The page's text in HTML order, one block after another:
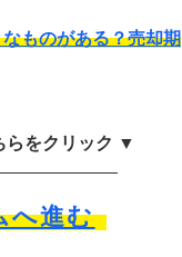
ものがある？売却期
らをクリック ▼
へ進む